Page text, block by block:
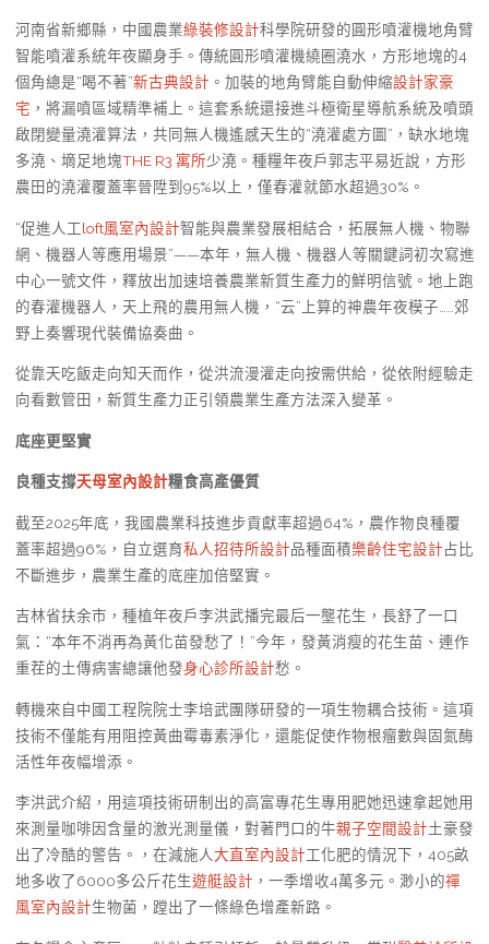
河南省新鄉縣，中國農業綠裝修設計科學院研發的圓形噴灌機地角臂
智能噴灌系統年夜顯身手。傳統圓形噴灌機繞圈澆水，方形地塊的4
個角總是“喝不著”新古典設計 。加裝的地角臂能自動伸縮設計家豪
宅 ，將漏噴區域精準補上。這套系統還接進斗極衛星導航系統及噴頭
啟閉變量澆灌算法，共同無人機遙感天生的“澆灌處方圖”，缺水地塊
多澆、墑足地塊THE R3 寓所少澆。種糧年夜戶郭志平易近說，方形
農田的澆灌覆蓋率晉陞到95%以上，僅春灌就節水超過30%。
“促進人工loft風室內設計智能與農業發展相結合，拓展無人機、物聯
網、機器人等應用場景”——本年，無人機、機器人等關鍵詞初次寫進
中心一號文件，釋放出加速培養農業新質生產力的鮮明信號。地上跑
的春灌機器人，天上飛的農用無人機，“云”上算的神農年夜模子……郊
野上奏響現代裝備協奏曲。
從靠天吃飯走向知天而作，從洪流漫灌走向按需供給，從依附經驗走
向看數管田，新質生產力正引領農業生產方法深入變革。
底座更堅實
良種支撐天母室內設計糧食高產優質
截至2025年底，我國農業科技進步貢獻率超過64%，農作物良種覆
蓋率超過96%，自立選育私人招待所設計品種面積樂齡住宅設計占比
不斷進步，農業生產的底座加倍堅實。
吉林省扶余市，種植年夜戶李洪武播完最后一壟花生，長舒了一口
氣：“本年不消再為黃化苗發愁了！”今年，發黃消瘦的花生苗、連作
重茬的土傳病害總讓他發身心診所設計愁。
轉機來自中國工程院院士李培武團隊研發的一項生物耦合技術。這項
技術不僅能有用阻控黃曲霉毒素淨化，還能促使作物根瘤數與固氮酶
活性年夜幅增添。
李洪武介紹，用這項技術研制出的高富專花生專用肥她迅速拿起她用
來測量咖啡因含量的激光測量儀，對著門口的牛親子空間設計土豪發
出了冷酷的警告。，在減施人大直室內設計工化肥的情況下，405畝
地多收了6000多公斤花生遊艇設計 ，一季增收4萬多元。渺小的禪
風室內設計生物菌，蹚出了一條綠色增產新路。